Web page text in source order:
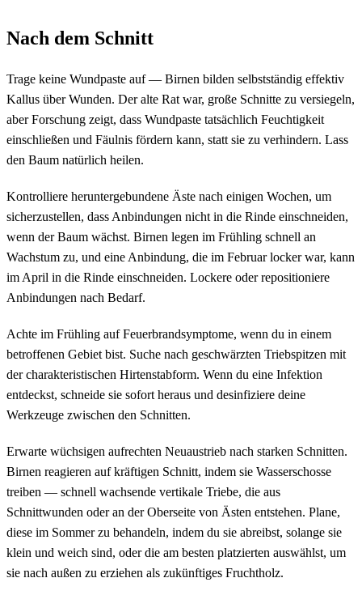
Nach dem Schnitt
Trage keine Wundpaste auf — Birnen bilden selbstständig effektiv
Kallus über Wunden. Der alte Rat war, große Schnitte zu versiegeln,
aber Forschung zeigt, dass Wundpaste tatsächlich Feuchtigkeit
einschließen und Fäulnis fördern kann, statt sie zu verhindern. Lass
den Baum natürlich heilen.
Kontrolliere heruntergebundene Äste nach einigen Wochen, um
sicherzustellen, dass Anbindungen nicht in die Rinde einschneiden,
wenn der Baum wächst. Birnen legen im Frühling schnell an
Wachstum zu, und eine Anbindung, die im Februar locker war, kann
im April in die Rinde einschneiden. Lockere oder repositioniere
Anbindungen nach Bedarf.
Achte im Frühling auf Feuerbrandsymptome, wenn du in einem
betroffenen Gebiet bist. Suche nach geschwärzten Triebspitzen mit
der charakteristischen Hirtenstabform. Wenn du eine Infektion
entdeckst, schneide sie sofort heraus und desinfiziere deine
Werkzeuge zwischen den Schnitten.
Erwarte wüchsigen aufrechten Neuaustrieb nach starken Schnitten.
Birnen reagieren auf kräftigen Schnitt, indem sie Wasserschosse
treiben — schnell wachsende vertikale Triebe, die aus
Schnittwunden oder an der Oberseite von Ästen entstehen. Plane,
diese im Sommer zu behandeln, indem du sie abreibst, solange sie
klein und weich sind, oder die am besten platzierten auswählst, um
sie nach außen zu erziehen als zukünftiges Fruchtholz.